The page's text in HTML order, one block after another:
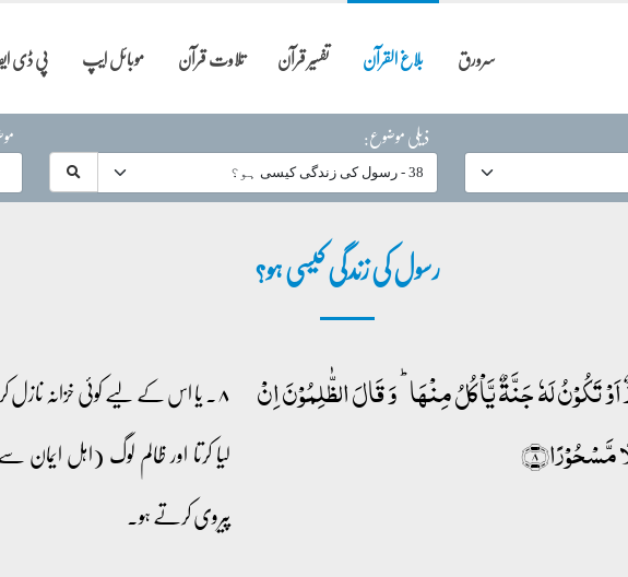
سرورق بلاغ القرآن تفسیر قرآن تلاوت قرآن موبائل ایپ پی ڈی
ذیلی موضوع:
رسول کی زندگی کیسی ہو؟
اَوۡ تَکُوۡنُ لَہٗ جَنَّۃٌ یَّاۡکُلُ مِنۡہَا ؕ وَ قَالَ الظّٰلِمُوۡنَ اِنۡ
۸۔ یا اس کے لیے کوئی خزانہ نازل
لیا کرتا اور ظالم لوگ (اہل
پیروی کرتے ہو۔